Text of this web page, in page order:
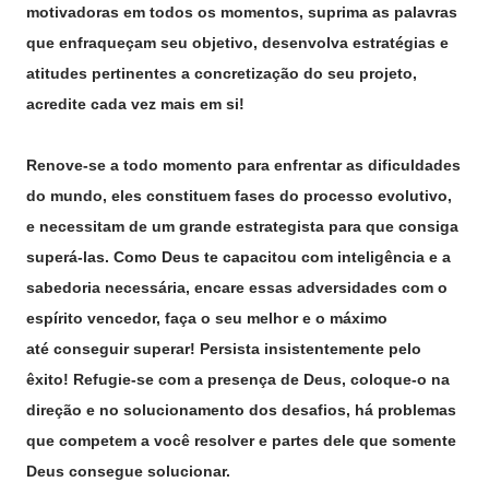
motivadoras em todos os momentos, suprima as palavras
que enfraqueçam seu objetivo, desenvolva estratégias e
atitudes pertinentes a concretização do seu projeto,
acredite cada vez mais em si!
Renove-se a todo momento para enfrentar as dificuldades
do mundo, eles constituem fases do processo evolutivo,
e necessitam de um grande estrategista para que consiga
superá-las. Como Deus te capacitou com inteligência e a
sabedoria necessária, encare essas adversidades com o
espírito vencedor, faça o seu melhor e o máximo
até conseguir superar! Persista insistentemente pelo
êxito! Refugie-se com a presença de Deus, coloque-o na
direção e no solucionamento dos desafios, há problemas
que competem a você resolver e partes dele que somente
Deus consegue solucionar.